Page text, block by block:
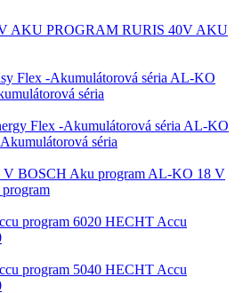
RURIS 40V AKU
AL-KO
séria
AL-KO
séria
AL-KO 18 V
HECHT Accu
HECHT Accu